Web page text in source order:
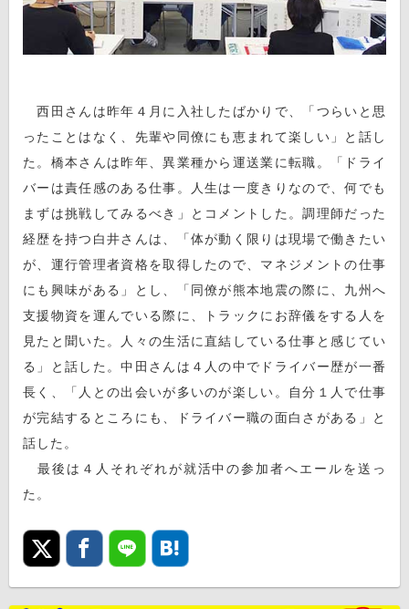
西田さんは昨年４月に入社したばかりで、「つらいと思
ったことはなく、先輩や同僚にも恵まれて楽しい」と話し
た。橋本さんは昨年、異業種から運送業に転職。「ドライ
バーは責任感のある仕事。人生は一度きりなので、何でも
まずは挑戦してみるべき」とコメントした。調理師だった
経歴を持つ白井さんは、「体が動く限りは現場で働きたい
が、運行管理者資格を取得したので、マネジメントの仕事
にも興味がある」とし、「同僚が熊本地震の際に、九州へ
支援物資を運んでいる際に、トラックにお辞儀をする人を
見たと聞いた。人々の生活に直結している仕事と感じてい
る」と話した。中田さんは４人の中でドライバー歴が一番
長く、「人との出会いが多いのが楽しい。自分１人で仕事
が完結するところにも、ドライバー職の面白さがある」と
話した。
最後は４人それぞれが就活中の参加者へエールを送っ
た。